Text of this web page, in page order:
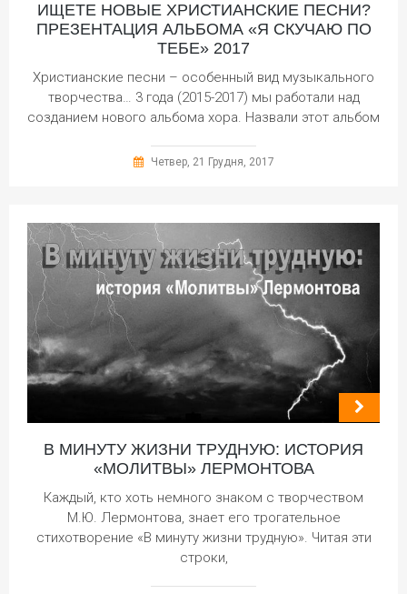
ИЩЕТЕ НОВЫЕ ХРИСТИАНСКИЕ ПЕСНИ?
ПРЕЗЕНТАЦИЯ АЛЬБОМА «Я СКУЧАЮ ПО
ТЕБЕ» 2017
Христианские песни – особенный вид музыкального
творчества… 3 года (2015-2017) мы работали над
созданием нового альбома хора. Назвали этот альбом
Четвер, 21 Грудня, 2017
В МИНУТУ ЖИЗНИ ТРУДНУЮ: ИСТОРИЯ
«МОЛИТВЫ» ЛЕРМОНТОВА
Каждый, кто хоть немного знаком с творчеством
М.Ю. Лермонтова, знает его трогательное
стихотворение «В минуту жизни трудную». Читая эти
строки,